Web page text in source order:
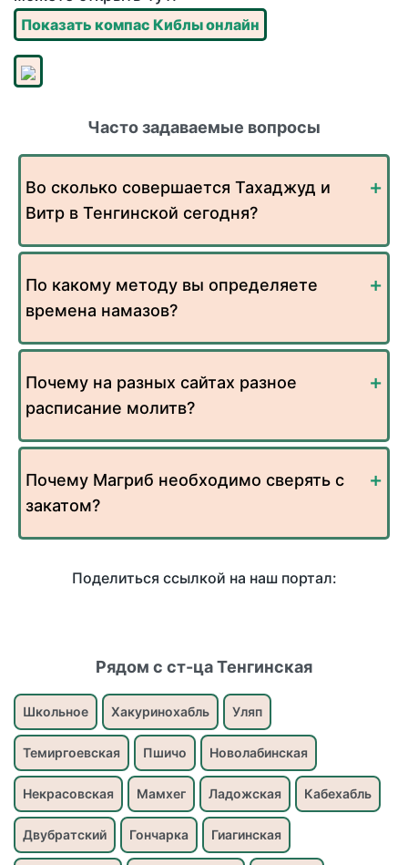
Показать компас Киблы онлайн
Часто задаваемые вопросы
Во сколько совершается Тахаджуд и
Витр в Тенгинской сегодня?
По какому методу вы определяете
времена намазов?
Почему на разных сайтах разное
расписание молитв?
Почему Магриб необходимо сверять с
закатом?
Поделиться ссылкой на наш портал:
Рядом с ст-ца Тенгинская
Школьное Хакуринохабль Уляп
Темиргоевская Пшичо Новолабинская
Некрасовская Мамхег Ладожская Кабехабль
Двубратский Гончарка Гиагинская